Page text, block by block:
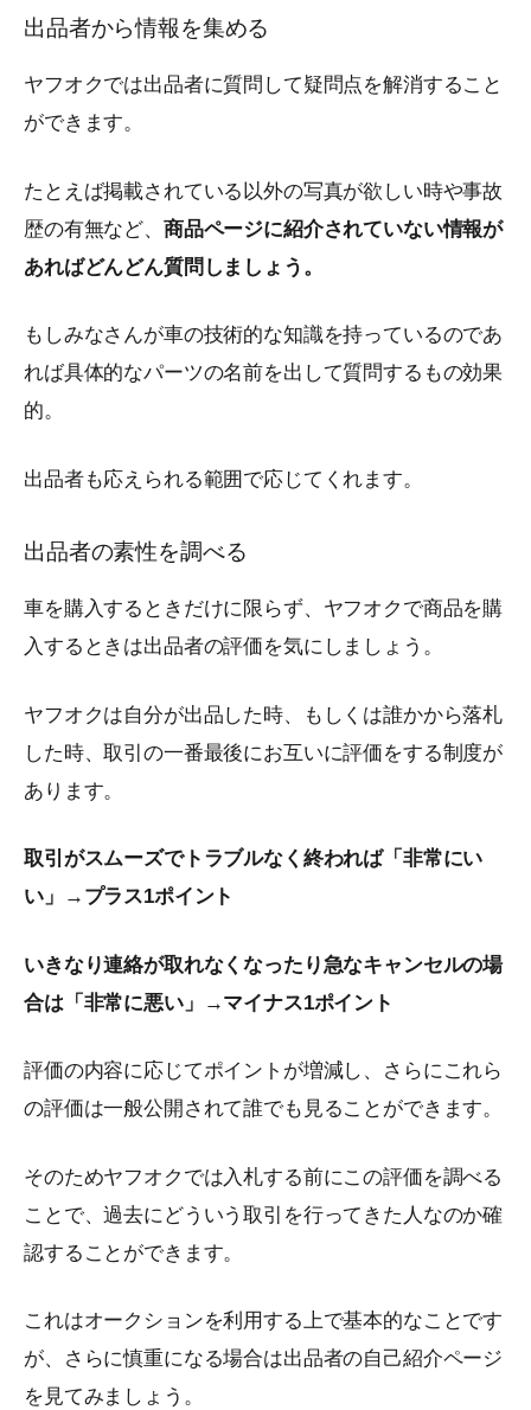
出品者から情報を集める
ヤフオクでは出品者に質問して疑問点を解消すること
ができます。
たとえば掲載されている以外の写真が欲しい時や事故
歴の有無など、 商品ページに紹介されていない情報が
あればどんどん質問しましょう。
もしみなさんが車の技術的な知識を持っているのであ
れば具体的なパーツの名前を出して質問するもの効果
的。
出品者も応えられる範囲で応じてくれます。
出品者の素性を調べる
車を購入するときだけに限らず、ヤフオクで商品を購
入するときは出品者の評価を気にしましょう。
ヤフオクは自分が出品した時、もしくは誰かから落札
した時、取引の一番最後にお互いに評価をする制度が
あります。
取引がスムーズでトラブルなく終われば「非常にい
い」→プラス1ポイント
いきなり連絡が取れなくなったり急なキャンセルの場
合は「非常に悪い」→マイナス1ポイント
評価の内容に応じてポイントが増減し、さらにこれら
の評価は一般公開されて誰でも見ることができます。
そのためヤフオクでは入札する前にこの評価を調べる
ことで、過去にどういう取引を行ってきた人なのか確
認することができます。
これはオークションを利用する上で基本的なことです
が、さらに慎重になる場合は出品者の自己紹介ページ
を見てみましょう。